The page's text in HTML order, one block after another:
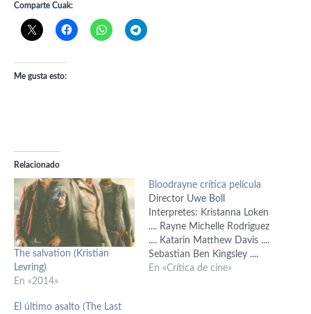
Comparte Cuak:
Me gusta esto:
Relacionado
The salvation (Kristian
Levring)
En «2014»
Bloodrayne crítica película
Director Uwe Boll
Interpretes: Kristanna Loken
.... Rayne Michelle Rodriguez
.... Katarin Matthew Davis ....
Sebastian Ben Kingsley ....
Kagan Michael Madsen ....
En «Crítica de cine»
El último asalto (The Last